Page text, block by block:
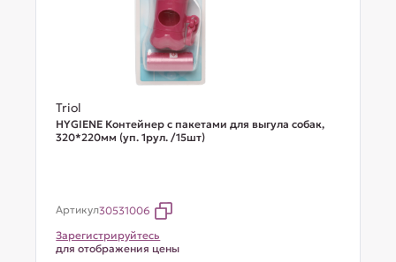
Triol
HYGIENE Контейнер с пакетами для выгула собак,
320*220мм (уп. 1рул. /15шт)
Артикул30531006
Зарегистрируйтесь
для отображения цены